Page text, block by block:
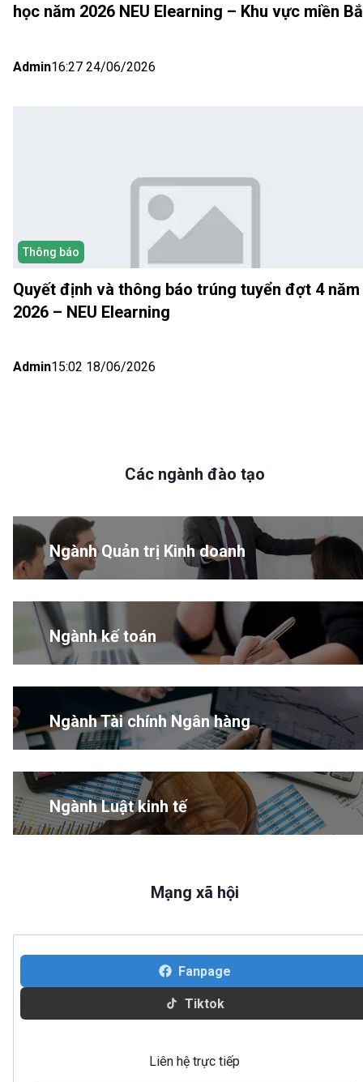
học năm 2026 NEU Elearning – Khu vực miền
Admin16:27 24/06/2026
Thông báo
Quyết định và thông báo trúng tuyển đợt 4 năm
2026 – NEU Elearning
Admin15:02 18/06/2026
Các ngành đào tạo
Ngành Quản trị Kinh doanh
Ngành kế toán
Ngành Tài chính Ngân hàng
Ngành Luật kinh tế
Mạng xã hội
Fanpage
Tiktok
Liên hệ trực tiếp